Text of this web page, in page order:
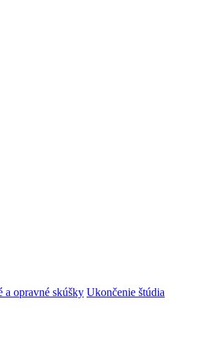
a opravné skúšky Ukončenie štúdia